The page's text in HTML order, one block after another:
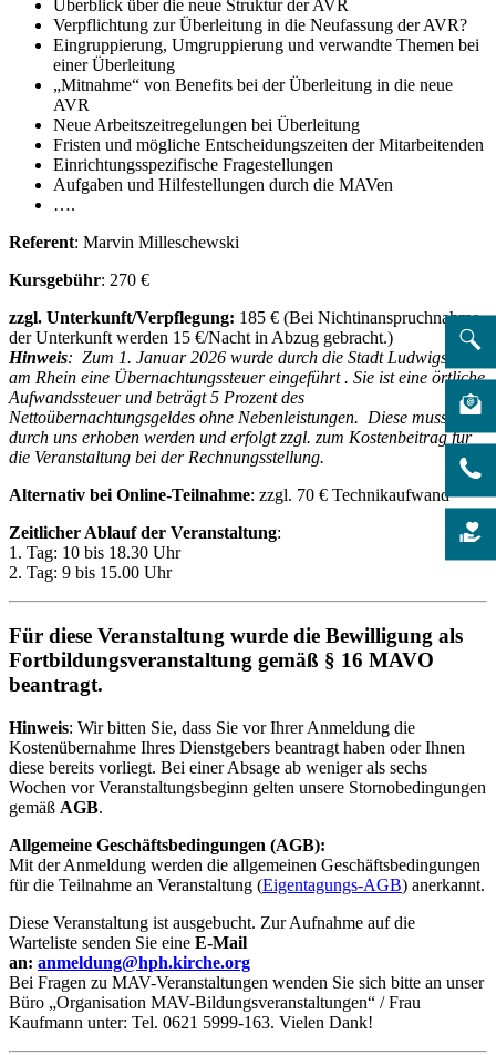
Überblick über die neue Struktur der AVR
Verpflichtung zur Überleitung in die Neufassung der AVR?
Eingruppierung, Umgruppierung und verwandte Themen bei
einer Überleitung
„Mitnahme“ von Benefits bei der Überleitung in die neue
AVR
Neue Arbeitszeitregelungen bei Überleitung
Fristen und mögliche Entscheidungszeiten der Mitarbeitenden
Einrichtungsspezifische Fragestellungen
Aufgaben und Hilfestellungen durch die MAVen
….
Referent: Marvin Milleschewski
Kursgebühr: 270 €
zzgl. Unterkunft/Verpflegung: 185 € (Bei Nichtinanspruchnahme
der Unterkunft werden 15 €/Nacht in Abzug gebracht.)
Hinweis: Zum 1. Januar 2026 wurde durch die Stadt Ludwigshafen
am Rhein eine Übernachtungssteuer eingeführt . Sie ist eine örtliche
Aufwandssteuer und beträgt 5 Prozent des
Nettoübernachtungsgeldes ohne Nebenleistungen. Diese muss
durch uns erhoben werden und erfolgt zzgl. zum Kostenbeitrag für
die Veranstaltung bei der Rechnungsstellung.
Alternativ bei Online-Teilnahme: zzgl. 70 € Technikaufwand
Zeitlicher Ablauf der Veranstaltung:
1. Tag: 10 bis 18.30 Uhr
2. Tag: 9 bis 15.00 Uhr
Für diese Veranstaltung wurde die Bewilligung als
Fortbildungsveranstaltung gemäß § 16 MAVO
beantragt.
Hinweis: Wir bitten Sie, dass Sie vor Ihrer Anmeldung die
Kostenübernahme Ihres Dienstgebers beantragt haben oder Ihnen
diese bereits vorliegt. Bei einer Absage ab weniger als sechs
Wochen vor Veranstaltungsbeginn gelten unsere Stornobedingungen
gemäß AGB.
Allgemeine Geschäftsbedingungen (AGB):
Mit der Anmeldung werden die allgemeinen Geschäftsbedingungen
für die Teilnahme an Veranstaltung (Eigentagungs-AGB) anerkannt.
Diese Veranstaltung ist ausgebucht. Zur Aufnahme auf die
Warteliste senden Sie eine E-Mail
an: anmeldung@hph.kirche.org
Bei Fragen zu MAV-Veranstaltungen wenden Sie sich bitte an unser
Büro „Organisation MAV-Bildungsveranstaltungen“ / Frau
Kaufmann unter: Tel. 0621 5999-163. Vielen Dank!